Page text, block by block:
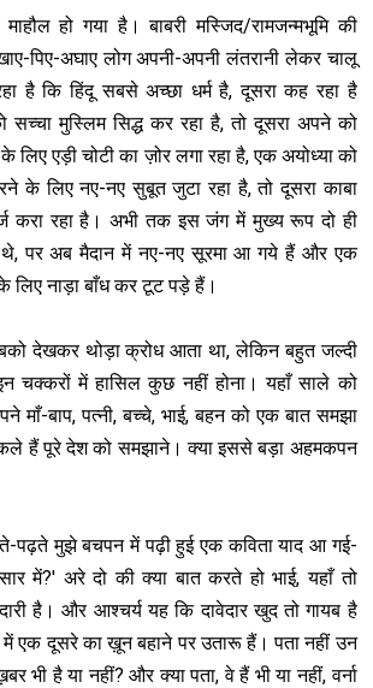
हो गया है। बाबरी मस्जिद/रामजन्मभूमि की
पिए-अघाए लोग अपनी-अपनी लंतरानी लेकर चालू
है कि हिंदू सबसे अच्छा धर्म है, दूसरा कह रहा है
मुस्लिम सिद्ध कर रहा है, तो दूसरा अपने को
लिए एड़ी चोटी का ज़ोर लगा रहा है, एक अयोध्या को
के लिए नए-नए सुबूत जुटा रहा है, तो दूसरा काबा
करा रहा है। अभी तक इस जंग में मुख्य रूप दो ही
पर अब मैदान में नए-नए सूरमा आ गये हैं और एक
लिए नाड़ा बाँध कर टूट पड़े हैं।
देखकर थोड़ा क्रोध आता था, लेकिन बहुत जल्दी
चक्करों में हासिल कुछ नहीं होना। यहाँ साले को
माँ-बाप, पत्नी, बच्चे, भाई, बहन को एक बात समझा
हैं पूरे देश को समझाने। क्या इससे बड़ा अहमकपन
पढ़ते मुझे बचपन में पढ़ी हुई एक कविता याद आ गई-
में?' अरे दो की क्या बात करते हो भाई, यहाँ तो
है। और आश्चर्य यह कि दावेदार खुद तो गायब है
दूसरे का ख़ून बहाने पर उतारू हैं। पता नहीं उन
भी है या नहीं? और क्या पता, वे हैं भी या नहीं, वर्ना